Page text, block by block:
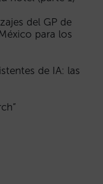
del GP de
para los
de IA: las